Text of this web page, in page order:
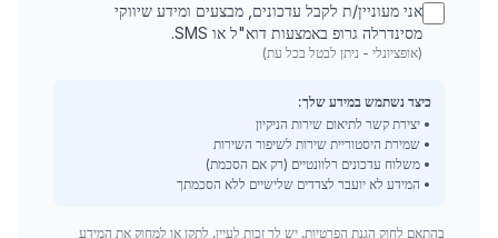
אני מעוניין/ת לקבל עדכונים, מבצעים ומידע שיווקי
מסינדרלה גרופ באמצעות דוא"ל או SMS.
(אופציונלי - ניתן לבטל בכל עת)
כיצד נשתמש במידע שלך:
• יצירת קשר לתיאום שירות הניקיון
• שמירת היסטוריית שירות לשיפור השירות
• משלוח עדכונים רלוונטיים (רק אם הסכמת)
• המידע לא יועבר לצדדים שלישיים ללא הסכמתך
בהתאם לחוק הגנת הפרטיות, יש לך זכות לעיין, לתקן או למחוק את המידע